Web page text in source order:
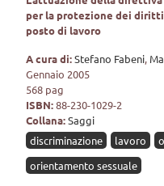
per la protezione dei
posto di lavoro
A cura di:Stefano Fabeni,
Gennaio 2005
568 pag
ISBN:88-230-1029-2
Collana:Saggi
discriminazione
lavoro
orientamento sessuale